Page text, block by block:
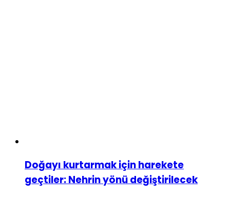
Doğayı kurtarmak için harekete
geçtiler: Nehrin yönü değiştirilecek